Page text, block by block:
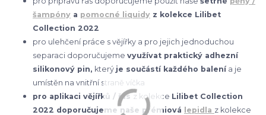
šampóny a pomocné liquidy z kolekce Lilibet
Collection 2022
pro ulehčení práce s vějířky a pro jejich jednoduchou
separaci doporučujeme využívat praktický adhezní
silikonový pin, který je součástí každého balenía je
umístěn na vnitřní straně víčka
pro aplikaci vějířků / řasz kolekce Lilibet Collection
2022 doporučujeme naše prémiová lepidla z kolekce